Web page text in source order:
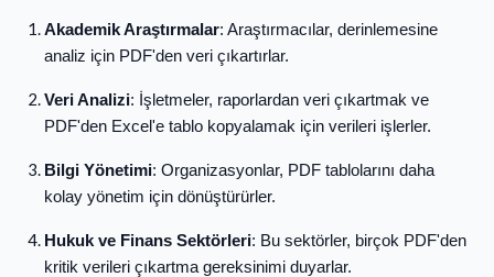
Akademik Araştırmalar: Araştırmacılar, derinlemesine
analiz için PDF'den veri çıkartırlar.
Veri Analizi: İşletmeler, raporlardan veri çıkartmak ve
PDF'den Excel'e tablo kopyalamak için verileri işlerler.
Bilgi Yönetimi: Organizasyonlar, PDF tablolarını daha
kolay yönetim için dönüştürürler.
Hukuk ve Finans Sektörleri: Bu sektörler, birçok PDF'den
kritik verileri çıkartma gereksinimi duyarlar.